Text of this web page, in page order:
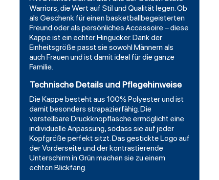
Warriors, die Wert auf Stil und Qualität legen. Ob
als Geschenk für einen basketballbegeisterten
Freund oder als persönliches Accessoire – diese
Kappe ist ein echter Hingucker. Dank der
Einheitsgröße passt sie sowohl Männern als
auch Frauen und ist damit ideal für die ganze
Familie.
Technische Details und Pflegehinweise
Die Kappe besteht aus 100% Polyester und ist
damit besonders strapazierfähig. Die
verstellbare Druckknopflasche ermöglicht eine
individuelle Anpassung, sodass sie auf jeder
Kopfgröße perfekt sitzt. Das gestickte Logo auf
der Vorderseite und der kontrastierende
Unterschirm in Grün machen sie zu einem
echten Blickfang.